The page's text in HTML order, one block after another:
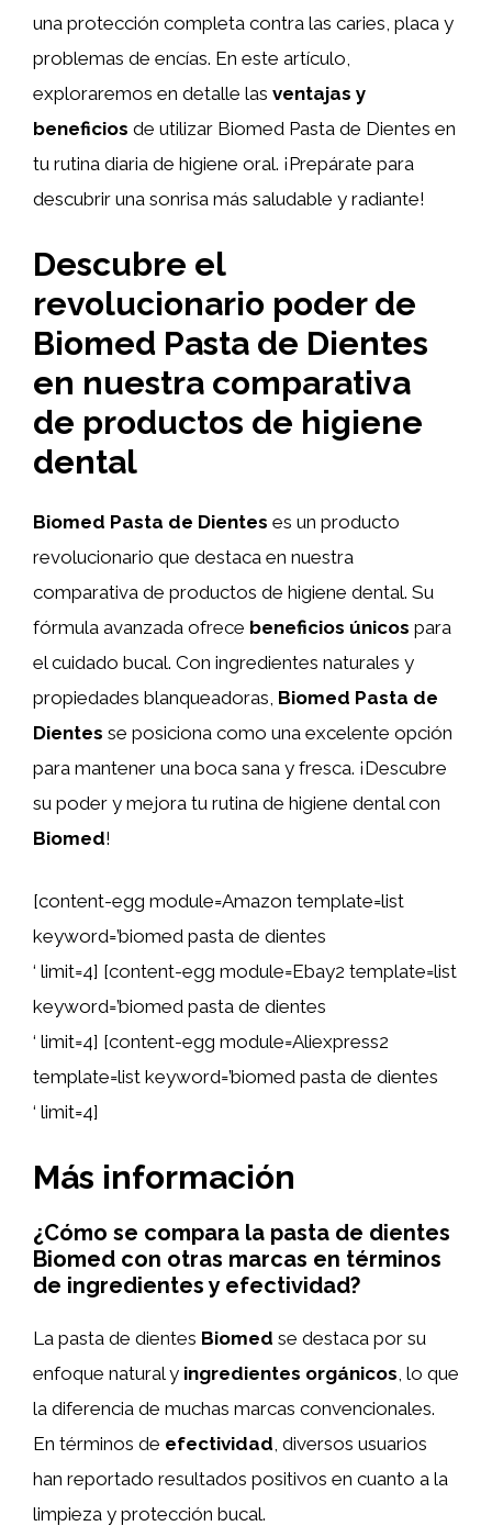
una protección completa contra las caries, placa y
problemas de encías. En este artículo,
exploraremos en detalle las ventajas y
beneficios de utilizar Biomed Pasta de Dientes en
tu rutina diaria de higiene oral. ¡Prepárate para
descubrir una sonrisa más saludable y radiante!
Descubre el
revolucionario poder de
Biomed Pasta de Dientes
en nuestra comparativa
de productos de higiene
dental
Biomed Pasta de Dientes es un producto
revolucionario que destaca en nuestra
comparativa de productos de higiene dental. Su
fórmula avanzada ofrece beneficios únicos para
el cuidado bucal. Con ingredientes naturales y
propiedades blanqueadoras, Biomed Pasta de
Dientes se posiciona como una excelente opción
para mantener una boca sana y fresca. ¡Descubre
su poder y mejora tu rutina de higiene dental con
Biomed!
[content-egg module=Amazon template=list
keyword=’biomed pasta de dientes
‘ limit=4] [content-egg module=Ebay2 template=list
keyword=’biomed pasta de dientes
‘ limit=4] [content-egg module=Aliexpress2
template=list keyword=’biomed pasta de dientes
‘ limit=4]
Más información
¿Cómo se compara la pasta de dientes
Biomed con otras marcas en términos
de ingredientes y efectividad?
La pasta de dientes Biomed se destaca por su
enfoque natural y ingredientes orgánicos , lo que
la diferencia de muchas marcas convencionales.
En términos de efectividad , diversos usuarios
han reportado resultados positivos en cuanto a la
limpieza y protección bucal.